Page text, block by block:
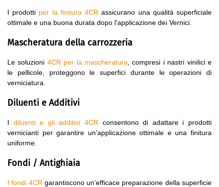
I prodotti per la finitura 4CR assicurano una qualità superficiale
ottimale e una buona durata dopo l'applicazione dei Vernici.
Mascheratura della carrozzeria
Le soluzioni 4CR per la mascheratura , compresi i nastri vinilici e
le pellicole, proteggono le superfici durante le operazioni di
verniciatura.
Diluenti e Additivi
I diluenti e gli additivi 4CR consentono di adattare i prodotti
vernicianti per garantire un'applicazione ottimale e una finitura
uniforme.
Fondi / Antighiaia
I fondi 4CR garantiscono un'efficace preparazione della superficie